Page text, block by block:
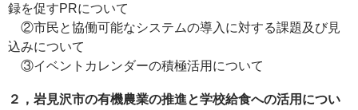
録を促すPRについて
②市民と協働可能なシステムの導入に対する課題及び見
込みについて
③イベントカレンダーの積極活用について
２，岩見沢市の有機農業の推進と学校給食への活用につい